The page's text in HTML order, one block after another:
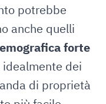
potrebbe
anche quelli
forte
idealmente dei
di proprietà